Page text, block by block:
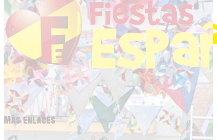
Más enlaces